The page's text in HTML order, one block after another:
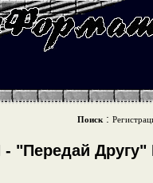
Поиск :
Другу"